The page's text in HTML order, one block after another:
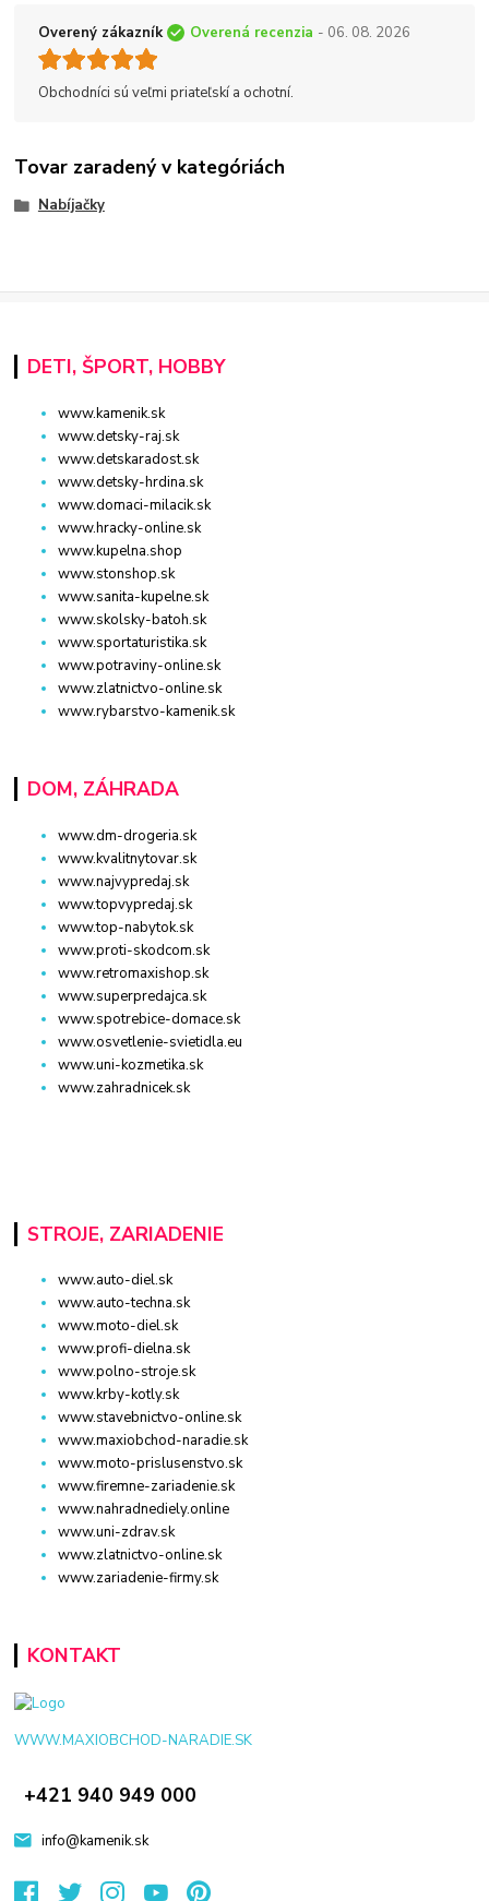
Overený zákazník Overená recenzia - 06. 08. 2026
Obchodníci sú veľmi priateľskí a ochotní.
Tovar zaradený v kategóriách
Nabíjačky
DETI, ŠPORT, HOBBY
www.kamenik.sk
www.detsky-raj.sk
www.detskaradost.sk
www.detsky-hrdina.sk
www.domaci-milacik.sk
www.hracky-online.sk
www.kupelna.shop
www.stonshop.sk
www.sanita-kupelne.sk
www.skolsky-batoh.sk
www.sportaturistika.sk
www.potraviny-online.sk
www.zlatnictvo-online.sk
www.rybarstvo-kamenik.sk
DOM, ZÁHRADA
www.dm-drogeria.sk
www.kvalitnytovar.sk
www.najvypredaj.sk
www.topvypredaj.sk
www.top-nabytok.sk
www.proti-skodcom.sk
www.retromaxishop.sk
www.superpredajca.sk
www.spotrebice-domace.sk
www.osvetlenie-svietidla.eu
www.uni-kozmetika.sk
www.zahradnicek.sk
STROJE, ZARIADENIE
www.auto-diel.sk
www.auto-techna.sk
www.moto-diel.sk
www.profi-dielna.sk
www.polno-stroje.sk
www.krby-kotly.sk
www.stavebnictvo-online.sk
www.maxiobchod-naradie.sk
www.moto-prislusenstvo.sk
www.firemne-zariadenie.sk
www.nahradnediely.online
www.uni-zdrav.sk
www.zlatnictvo-online.sk
www.zariadenie-firmy.sk
KONTAKT
WWW.MAXIOBCHOD-NARADIE.SK
+421 940 949 000
info@kamenik.sk